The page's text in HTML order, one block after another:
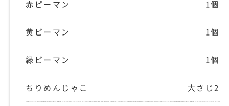
赤ピーマン 1個
黄ピーマン 1個
緑ピーマン 1個
ちりめんじゃこ 大さじ2